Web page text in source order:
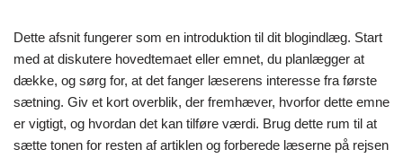
Dette afsnit fungerer som en introduktion til dit blogindlæg. Start
med at diskutere hovedtemaet eller emnet, du planlægger at
dække, og sørg for, at det fanger læserens interesse fra første
sætning. Giv et kort overblik, der fremhæver, hvorfor dette emne
er vigtigt, og hvordan det kan tilføre værdi. Brug dette rum til at
sætte tonen for resten af artiklen og forberede læserne på rejsen